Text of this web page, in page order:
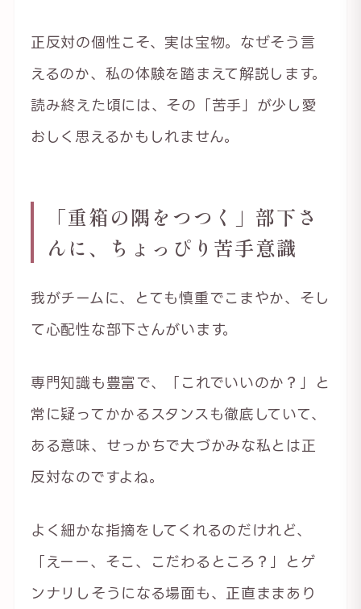
正反対の個性こそ、実は宝物。なぜそう言
えるのか、私の体験を踏まえて解説します。
読み終えた頃には、その「苦手」が少し愛
おしく思えるかもしれません。
「重箱の隅をつつく」部下さ
んに、ちょっぴり苦手意識
我がチームに、とても慎重でこまやか、そし
て心配性な部下さんがいます。
専門知識も豊富で、「これでいいのか？」と
常に疑ってかかるスタンスも徹底していて、
ある意味、せっかちで大づかみな私とは正
反対なのですよね。
よく細かな指摘をしてくれるのだけれど、
「えーー、そこ、こだわるところ？」とゲ
ンナリしそうになる場面も、正直ままあり